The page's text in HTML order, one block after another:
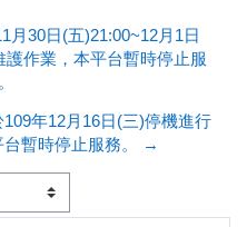
30日(五)21:00~12月1日
護作業，本平台暫時停止服
109年12月16日(三)停機進行
台暫時停止服務。 →